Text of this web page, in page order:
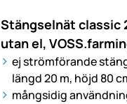
Stängselnät classic
utan el,
ej strömförande
längd 20 m, höjd 80
mångsidig